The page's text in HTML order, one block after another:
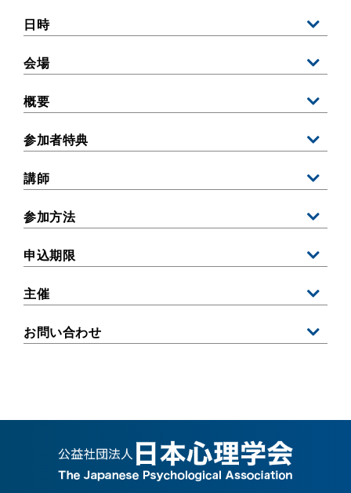
日時
会場
概要
参加者特典
講師
参加方法
申込期限
主催
お問い合わせ